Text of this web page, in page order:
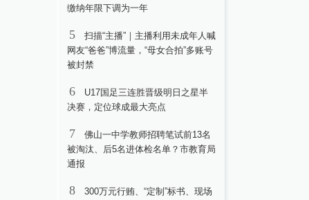
缴纳年限下调为一年
5
扫描“主播”｜主播利用未成年人喊
网友“爸爸”博流量，“母女合拍”多账号
被封禁
6
U17国足三连胜晋级明日之星半
决赛，定位球成最大亮点
7
佛山一中学教师招聘笔试前13名
被淘汰、后5名进体检名单？市教育局
通报
8
300万元行贿、“定制”标书、现场